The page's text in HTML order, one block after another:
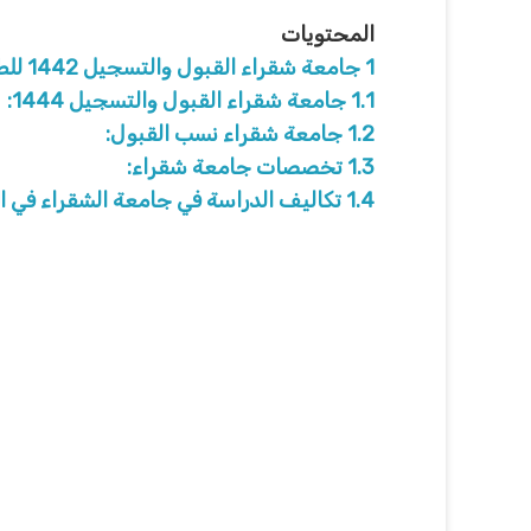
المحتويات
1 جامعة شقراء القبول والتسجيل 1442 للطالبات:
1.1 جامعة شقراء القبول والتسجيل 1444:
1.2 جامعة شقراء نسب القبول:
1.3 تخصصات جامعة شقراء:
1.4 تكاليف الدراسة في جامعة الشقراء في